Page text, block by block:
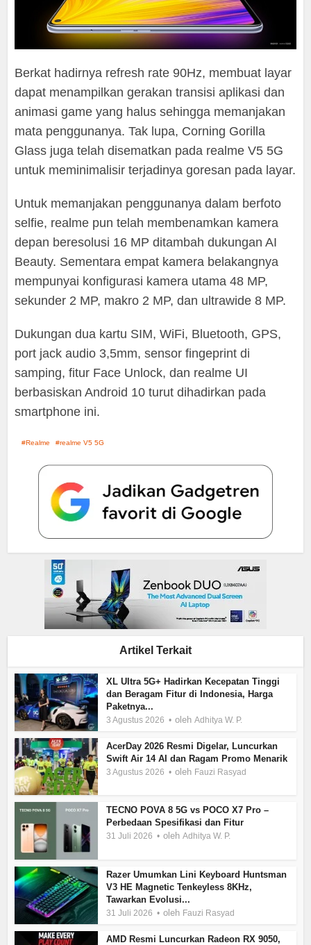
Berkat hadirnya refresh rate 90Hz, membuat layar
dapat menampilkan gerakan transisi aplikasi dan
animasi game yang halus sehingga memanjakan
mata penggunanya. Tak lupa, Corning Gorilla
Glass juga telah disematkan pada realme V5 5G
untuk meminimalisir terjadinya goresan pada layar.
Untuk memanjakan penggunanya dalam berfoto
selfie, realme pun telah membenamkan kamera
depan beresolusi 16 MP ditambah dukungan AI
Beauty. Sementara empat kamera belakangnya
mempunyai konfigurasi kamera utama 48 MP,
sekunder 2 MP, makro 2 MP, dan ultrawide 8 MP.
Dukungan dua kartu SIM, WiFi, Bluetooth, GPS,
port jack audio 3,5mm, sensor fingeprint di
samping, fitur Face Unlock, dan realme UI
berbasiskan Android 10 turut dihadirkan pada
smartphone ini.
Realme realme V5 5G
Artikel Terkait
XL Ultra 5G+ Hadirkan Kecepatan Tinggi
dan Beragam Fitur di Indonesia, Harga
Paketnya...
3 Agustus 2026 olehAdhitya W. P.
AcerDay 2026 Resmi Digelar, Luncurkan
Swift Air 14 AI dan Ragam Promo Menarik
3 Agustus 2026 oleh Fauzi Rasyad
TECNO POVA 8 5G vs POCO X7 Pro –
Perbedaan Spesifikasi dan Fitur
31 Juli 2026 olehAdhitya W. P.
Razer Umumkan Lini Keyboard Huntsman
V3 HE Magnetic Tenkeyless 8KHz,
Tawarkan Evolusi...
31 Juli 2026 oleh Fauzi Rasyad
AMD Resmi Luncurkan Radeon RX 9050,